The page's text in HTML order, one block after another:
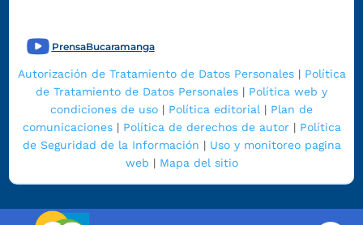
PrensaBucaramanga
Autorización de Tratamiento de Datos Personales| Política
de Tratamiento de Datos Personales | Política web y
condiciones de uso | Política editorial | Plan de
comunicaciones| Política de derechos de autor| Política
de Seguridad de la Información | Uso y monitoreo pagina
web | Mapa del sitio